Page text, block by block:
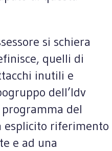
si schiera
quelli di
inutili e
dell’Idv
programma del
esplicito riferimento
e ad una